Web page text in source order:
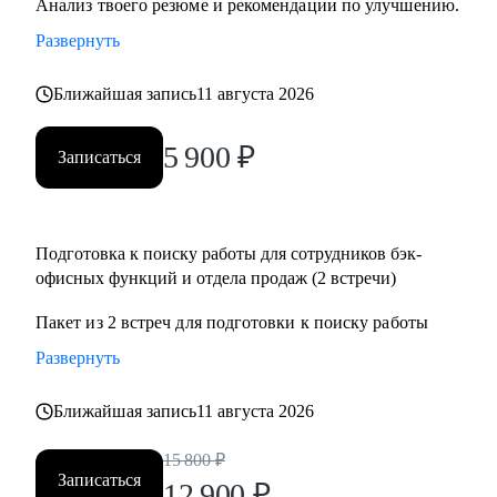
финансы) и продаж.
• Руководителям команд бэк-офисных функций и отдела
Анализ твоего резюме и рекомендации по улучшению.
Развернуть
Ближайшая запись11 августа 2026
Записаться 5 900 ₽
Подготовка к поиску работы для сотрудников бэк-
офисных функций и отдела продаж (2 встречи)
Пакет из 2 встреч для подготовки к поиску работы
Развернуть
Ближайшая запись11 августа 2026
Записаться
15 800 ₽